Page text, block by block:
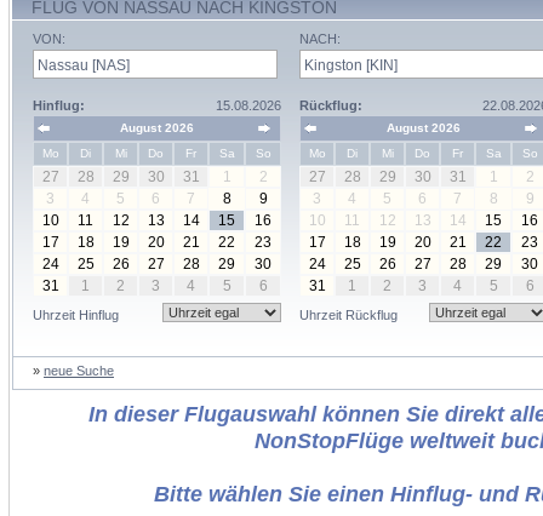
FLUG VON NASSAU NACH KINGSTON
VON:
Hinflug: 15.08.2026
August 2026
Mo
Di Mi Do Fr Sa So
27 28 29 30 31 1
2
3
4 5 6 7 8
9
10
11 12 13 14 15
16
17
18 19 20 21 22
23
24
25 26 27 28 29
30
31
1 2 3 4 5 6
Uhrzeit Hinflug
NACH:
Rückflug:
August 2026
Mo
Di Mi Do Fr Sa So
27 28 29 30 31 1
2
3
4 5 6 7 8
9
10
11 12 13 14 15
16
17
18 19 20 21 22
23
24
25 26 27 28 29
30
31
1 2 3 4 5 6
Uhrzeit Rückflug
» neue Suche
In dieser Flugauswahl können Sie direkt
NonStopFlüge weltweit
Bitte wählen Sie einen Hinflug- und